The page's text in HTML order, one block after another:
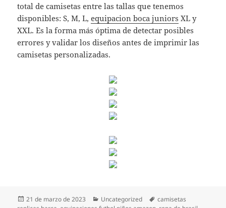
total de camisetas entre las tallas que tenemos
disponibles: S, M, L,equipacion boca juniors XL y
XXL. Es la forma más óptima de detectar posibles
errores y validar los diseños antes de imprimir las
camisetas personalizadas.
Publicado
21 de marzo de 2023 Categorías
Uncategorized Etiquetas
camisetas